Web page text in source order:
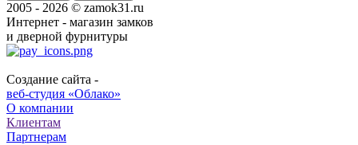
2005 - 2026 © zamok31.ru
Интернет - магазин замков
и дверной фурнитуры
Создание сайта -
веб-студия «Облако»
О компании
Клиентам
Партнерам